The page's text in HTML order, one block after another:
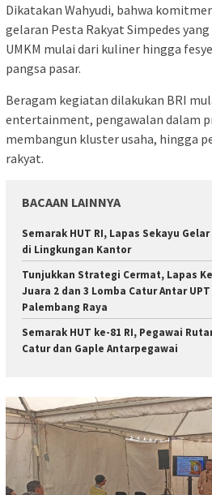
Dikatakan Wahyudi, bahwa
gelaran Pesta Rakyat Simpedes
UMKM mulai dari kuliner hingga
pangsa pasar.
Beragam kegiatan dilakukan BRI
entertainment, pengawalan dalam
membangun kluster usaha, hingga
rakyat.
BACAAN LAINNYA
Semarak HUT RI, Lapas Sekayu
di Lingkungan Kantor
Tunjukkan Strategi Cermat, Lapas
Juara 2 dan 3 Lomba Catur Antar
Palembang Raya
Semarak HUT ke-81 RI, Pegawai
Catur dan Gaple Antarpegawai